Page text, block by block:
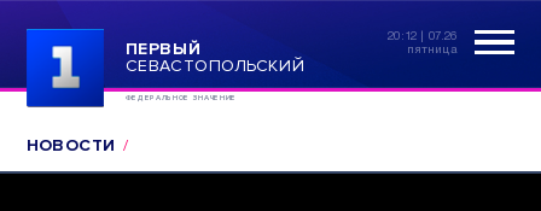
ПЕРВЫЙ
СЕВАСТОПОЛЬСКИЙ
ФЕДЕРАЛЬНОЕ ЗНАЧЕНИЕ
20:12 | 07.26
пятница
НОВОСТИ